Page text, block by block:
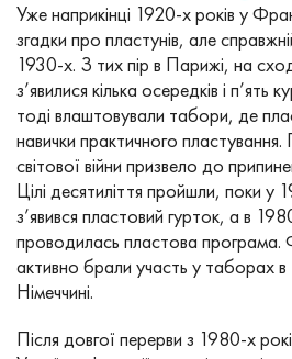
Уже наприкінці 1920-х років у
згадки про пластунів, але
1930-х. З тих пір в Парижі, на
з’явилися кілька осередків і п’ять
тоді влаштовували табори, де
навички практичного
світової війни призвело до
Цілі десятиліття пройшли, поки у
з’явився пластовий гурток, а в
проводилась пластова програма.
активно брали участь у таборах в
Німеччині.
Після довгої перерви з 1980-х